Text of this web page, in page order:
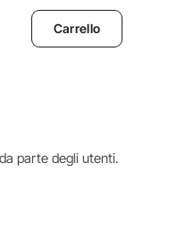
Carrello
parte degli utenti.